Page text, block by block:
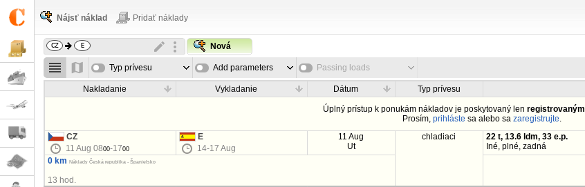
Nájsť náklad Pridať náklady
Nová
Typ prívesu Add parameters Passing loads
Nakladanie Vykladanie Dátum Typ prívesu
Úplný prístup k ponukám nákladov je poskytovaný lenregistrovaným
Prosím, prihláste sa alebo sa zaregistrujte.
CZ
11 Aug 0800-1700
E
14-17 Aug
11 Aug
Ut
chladiaci
22 t, 13.6 ldm, 33 e.p.
Iné, plné, zadná
0 km Náklady Česká republika - Španielsko
13 hod.